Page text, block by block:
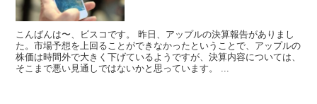
こんばんは〜、ビスコです。 昨日、アップルの決算報告がありまし
た。市場予想を上回ることができなかったということで、アップルの
株価は時間外で大きく下げているようですが、決算内容については、
そこまで悪い見通しではないかと思っています。 ...